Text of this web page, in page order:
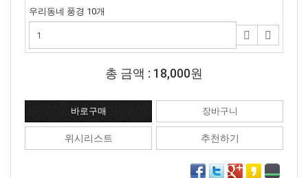
우리동네 풍경 10개
총 금액 : 18,000원
위시리스트 추천하기